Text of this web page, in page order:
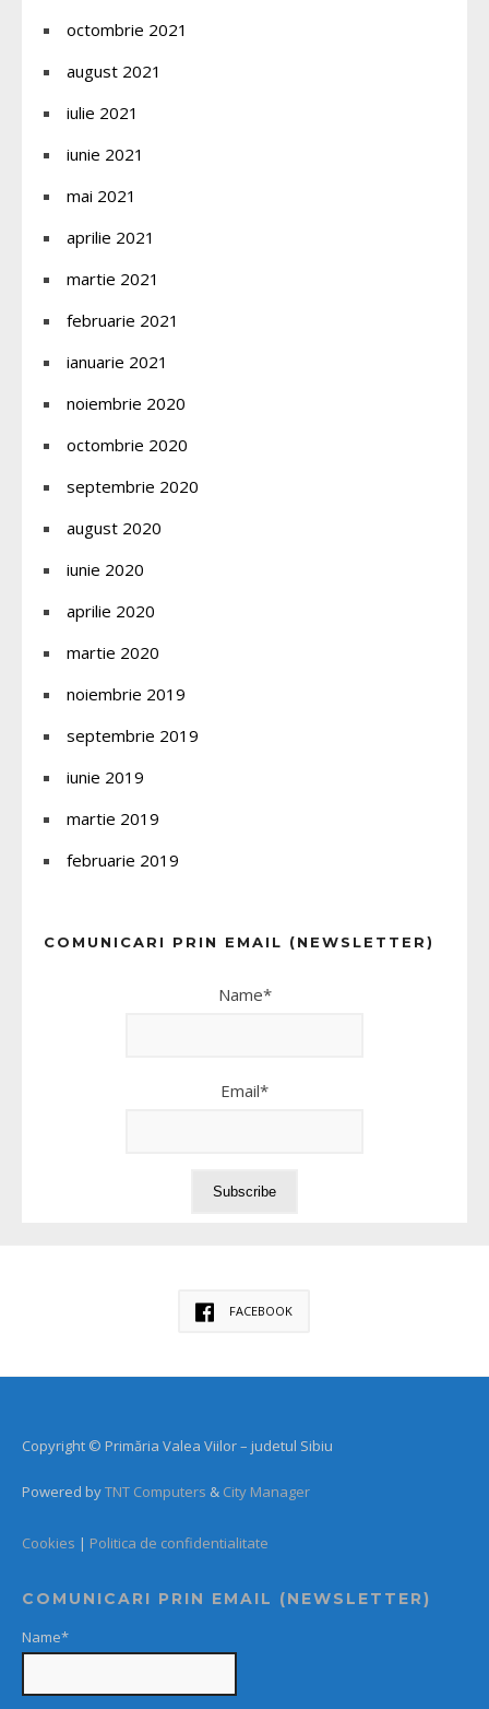
octombrie 2021
august 2021
iulie 2021
iunie 2021
mai 2021
aprilie 2021
martie 2021
februarie 2021
ianuarie 2021
noiembrie 2020
octombrie 2020
septembrie 2020
august 2020
iunie 2020
aprilie 2020
martie 2020
noiembrie 2019
septembrie 2019
iunie 2019
martie 2019
februarie 2019
COMUNICARI PRIN EMAIL (NEWSLETTER)
Name*
Email*
FACEBOOK
Copyright © Primăria Valea Viilor – judetul Sibiu
Powered byTNT Computers & City Manager
Cookies | Politica de confidentialitate
COMUNICARI PRIN EMAIL (NEWSLETTER)
Name*